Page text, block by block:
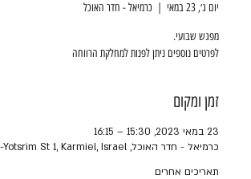
יום ג׳, 23 במאי
  |
כרמיאל - חדר האוכל
לפרטים נוספים ניתן לפנות למחלקת הרווחה
זמן ומקום
23 במאי 2023, 15:30 – 16:15
כרמיאל - חדר האוכל, Ha-Yotsrim St 1, Karmiel, Israel
תאריכים אחרים